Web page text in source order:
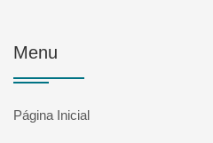
Menu
Página Inicial